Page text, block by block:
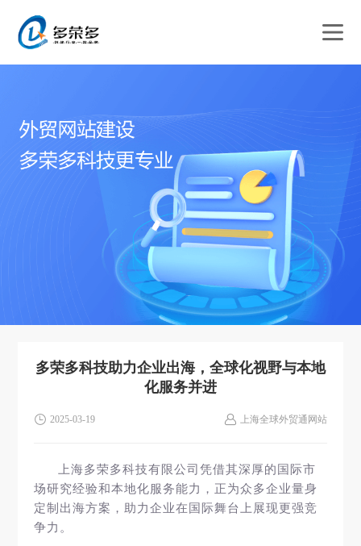
多荣多科技助力企业出海，全球化视野与本地
化服务并进
2025-03-19 上海全球外贸通网站
上海多荣多科技有限公司凭借其深厚的国际市
场研究经验和本地化服务能力，正为众多企业量身
定制出海方案，助力企业在国际舞台上展现更强竞
争力。